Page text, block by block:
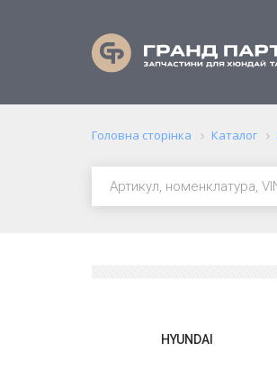
Головна сторінка Каталог
HYUNDAI